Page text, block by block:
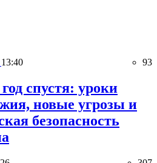
13:40 93
спустя: уроки
новые угрозы и
безопасность